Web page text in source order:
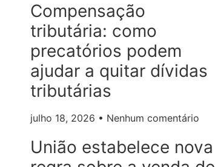
Compensação
tributária: como
precatórios podem
ajudar a quitar dívidas
tributárias
julho 18, 2026 Nenhum comentário
União estabelece nova